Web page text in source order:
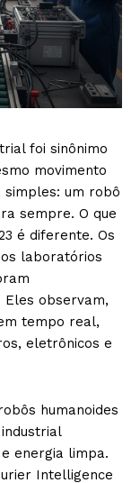
foi sinônimo
movimento
simples: um robô
sempre. O que
é diferente. Os
laboratórios
observam,
tempo real,
eletrônicos e
humanoides
energia limpa.
Intelligence